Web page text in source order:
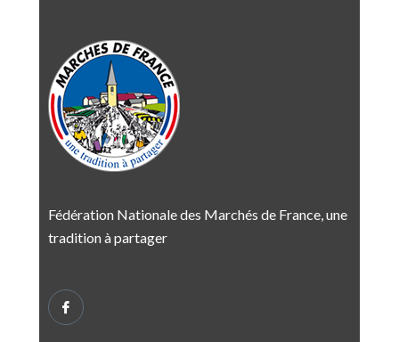
Fédération Nationale des Marchés de France, une
tradition à partager